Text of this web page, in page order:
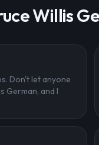
Willis
Don't let anyone
German, and I